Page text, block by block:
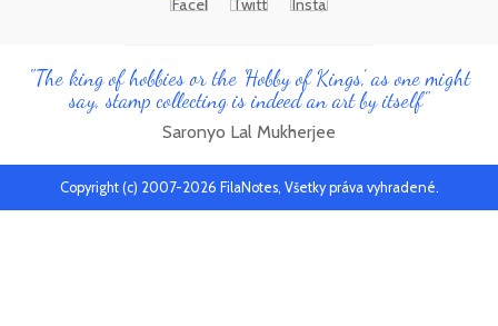
"The king of hobbies or the 'Hobby of Kings', as one might
say, stamp collecting is indeed an art by itself"
Saronyo Lal Mukherjee
Copyright (c) 2007-2026 FilaNotes, Všetky práva vyhradené.